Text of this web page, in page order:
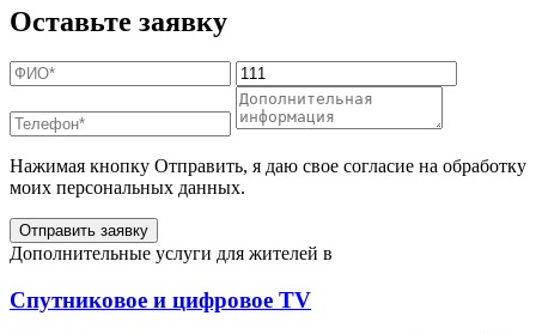
Оставьте заявку
Нажимая кнопку Отправить, я даю свое согласие на обработку
моих персональных данных.
Отправить заявку
Дополнительные услуги для жителей в
Спутниковое и цифровое TV